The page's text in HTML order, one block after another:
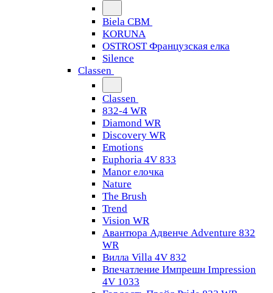
Biela CBM
KORUNA
OSTROST Французская елка
Silence
Classen
Classen
832-4 WR
Diamond WR
Discovery WR
Emotions
Euphoria 4V 833
Manor елочка
Nature
The Brush
Trend
Vision WR
Авантюра Адвенче Adventure 832
WR
Вилла Villa 4V 832
Впечатление Импрешн Impression
4V 1033